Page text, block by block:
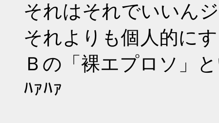
それはそれでいいん
それよりも個人的に
Ｂの「裸エプロソ」
ﾊｧﾊｧ